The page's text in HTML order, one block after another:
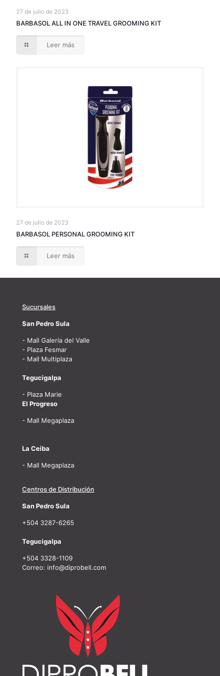
27 de julio de 2023
BARBASOL ALL IN ONE TRAVEL GROOMING KIT
Leer más
27 de julio de 2023
BARBASOL PERSONAL GROOMING KIT
Leer más
Sucursales
San Pedro Sula
- Mall Galería del Valle
- Plaza Fesmar
- Mall Multiplaza
Tegucigalpa
- Plaza Marie
El Progreso
- Mall Megaplaza
La Ceiba
- Mall Megaplaza
Centros de Distribución
San Pedro Sula
+504 3287-6265
Tegucigalpa
+504 3328-1109
Correo: info@diprobell.com